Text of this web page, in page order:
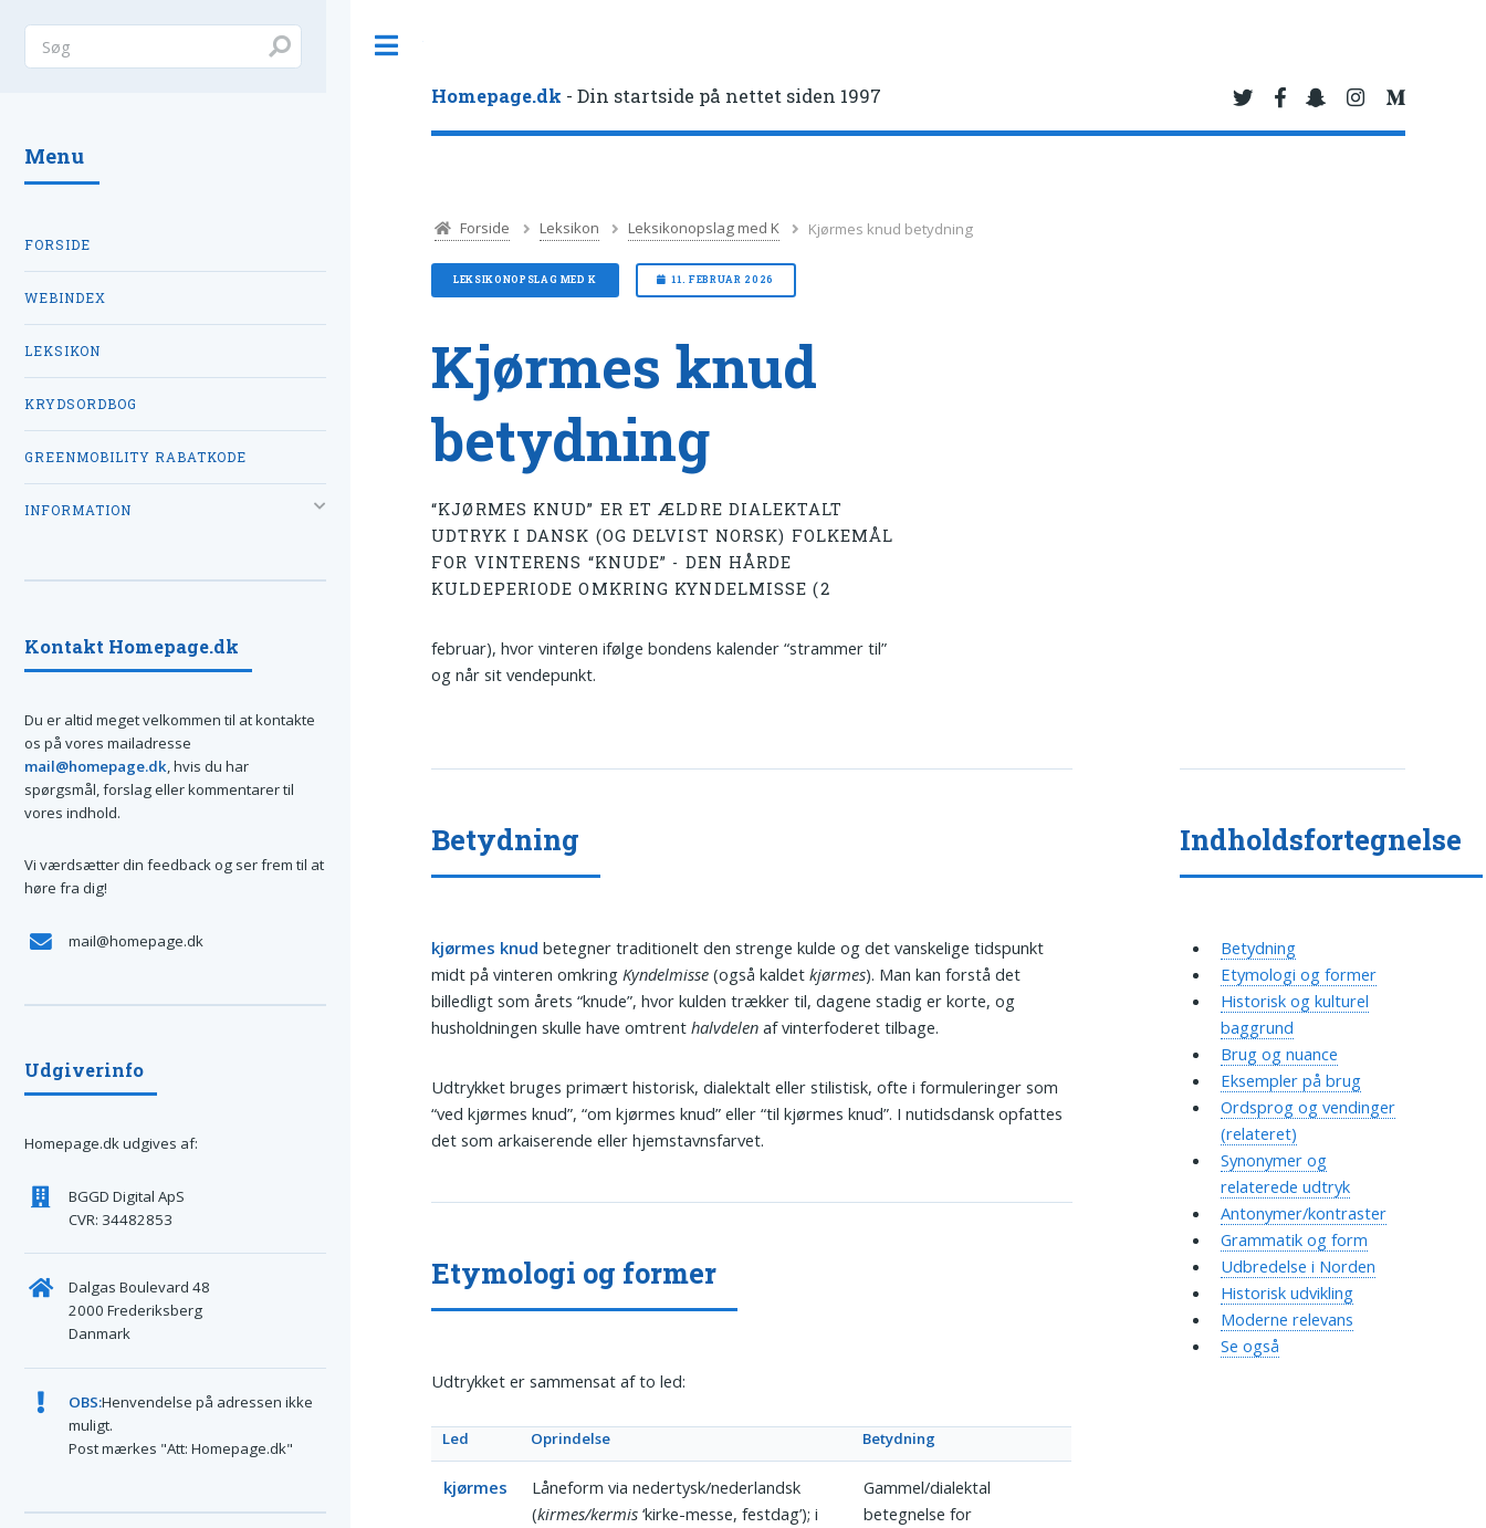
Homepage.dk - Din startside på nettet siden 1997
Forside Leksikon Leksikonopslag med K Kjørmes knud betydning
LEKSIKONOPSLAG MED K 11. FEBRUAR 2026
Kjørmes knud
betydning
“KJØRMES KNUD” ER ET ÆLDRE DIALEKTALT
UDTRYK I DANSK (OG DELVIST NORSK) FOLKEMÅL
FOR VINTERENS “KNUDE” - DEN HÅRDE
KULDEPERIODE OMKRING KYNDELMISSE (2
februar), hvor vinteren ifølge bondens kalender “strammer til”
og når sit vendepunkt.
Betydning
kjørmes knud betegner traditionelt den strenge kulde og det vanskelige tidspunkt
midt på vinteren omkringKyndelmisse (også kaldetkjørmes). Man kan forstå det
billedligt som årets “knude”, hvor kulden trækker til, dagene stadig er korte, og
husholdningen skulle have omtrenthalvdelen af vinterfoderet tilbage.
Udtrykket bruges primært historisk, dialektalt eller stilistisk, ofte i formuleringer som
“ved kjørmes knud”, “om kjørmes knud” eller “til kjørmes knud”. I nutidsdansk opfattes
det som arkaiserende eller hjemstavnsfarvet.
Etymologi og former
Udtrykket er sammensat af to led:
Led Oprindelse Betydning
kjørmes
Låneform via nedertysk/nederlandsk
(kirmes/kermis ‘kirke-messe, festdag’); i
Gammel/dialektal
betegnelse for
Indholdsfortegnelse
Betydning
Etymologi og former
Historisk og kulturel
baggrund
Brug og nuance
Eksempler på brug
Ordsprog og vendinger
(relateret)
Synonymer og
relaterede udtryk
Antonymer/kontraster
Grammatik og form
Udbredelse i Norden
Historisk udvikling
Moderne relevans
Se også
Menu
FORSIDE
WEBINDEX
LEKSIKON
KRYDSORDBOG
GREENMOBILITY RABATKODE
INFORMATION
Kontakt Homepage.dk
Du er altid meget velkommen til at kontakte
os på vores mailadresse
mail@homepage.dk, hvis du har
spørgsmål, forslag eller kommentarer til
vores indhold.
Vi værdsætter din feedback og ser frem til at
høre fra dig!
mail@homepage.dk
Udgiverinfo
Homepage.dk udgives af:
BGGD Digital ApS
CVR: 34482853
Dalgas Boulevard 48
2000 Frederiksberg
Danmark
OBS:Henvendelse på adressen ikke
muligt.
Post mærkes "Att: Homepage.dk"